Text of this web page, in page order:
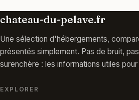
chateau-du-pelave.fr
Une sélection d'hébergements,
présentés simplement. Pas de bruit,
surenchère : les informations utiles pour
EXPLORER